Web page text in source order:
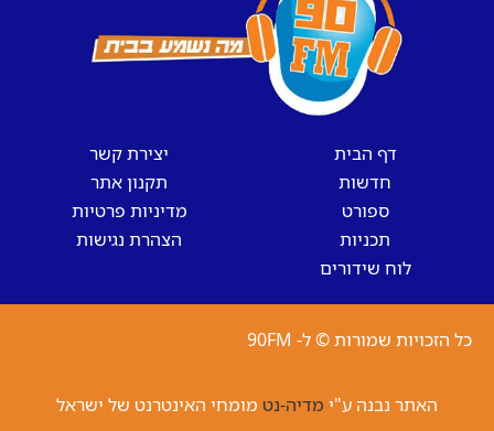
דף הבית
חדשות
ספורט
תכניות
לוח שידורים
יצירת קשר
תקנון אתר
מדיניות פרטיות
הצהרת נגישות
כל הזכויות שמורות © ל- 90FM
האתר נבנה ע"י מדיה-נט מומחי האינטרנט של ישראל